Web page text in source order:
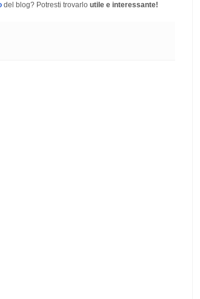
del blog? Potresti trovarlo utile e interessante!